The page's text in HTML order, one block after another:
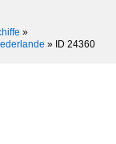
»
» ID 24360